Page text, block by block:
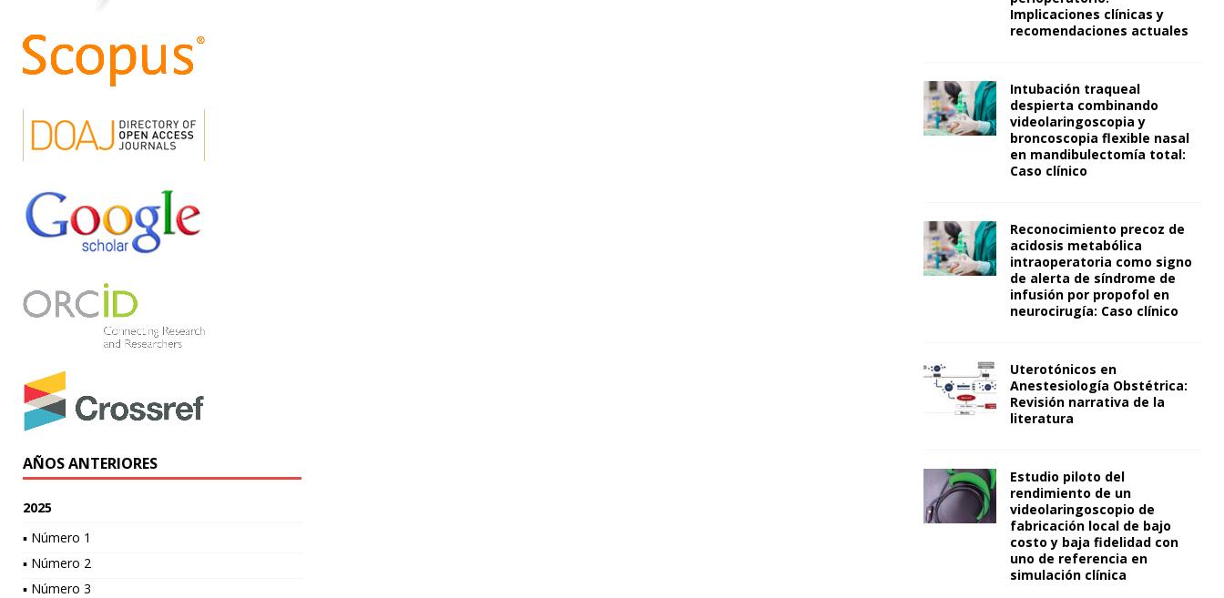
AÑOS ANTERIORES
2025
▪ Número 1
▪ Número 2
▪ Número 3
Implicaciones clínicas y
recomendaciones actuales
Intubación traqueal
despierta combinando
videolaringoscopia y
broncoscopia flexible nasal
en mandibulectomía total:
Caso clínico
Reconocimiento precoz de
acidosis metabólica
intraoperatoria como signo
de alerta de síndrome de
infusión por propofol en
neurocirugía: Caso clínico
Uterotónicos en
Anestesiología Obstétrica:
Revisión narrativa de la
literatura
Estudio piloto del
rendimiento de un
videolaringoscopio de
fabricación local de bajo
costo y baja fidelidad con
uno de referencia en
simulación clínica